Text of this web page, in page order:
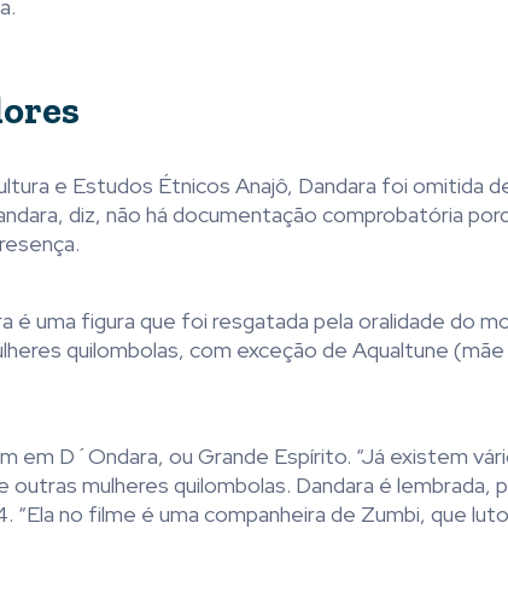
e Estudos Étnicos Anajô, Dandara foi omitida
diz, não há documentação comprobatória
é uma figura que foi resgatada pela oralidade do
quilombolas, com exceção de Aqualtune
em D´Ondara, ou Grande Espírito. “Já existem
mulheres quilombolas. Dandara é lembrada,
no filme é uma companheira de Zumbi, que